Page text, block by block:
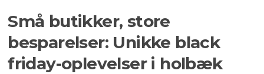
Små butikker, store
besparelser: Unikke black
friday-oplevelser i holbæk